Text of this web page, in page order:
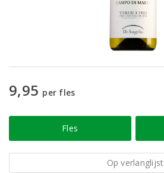
9,95 per fles
Fles
Op verlanglijst